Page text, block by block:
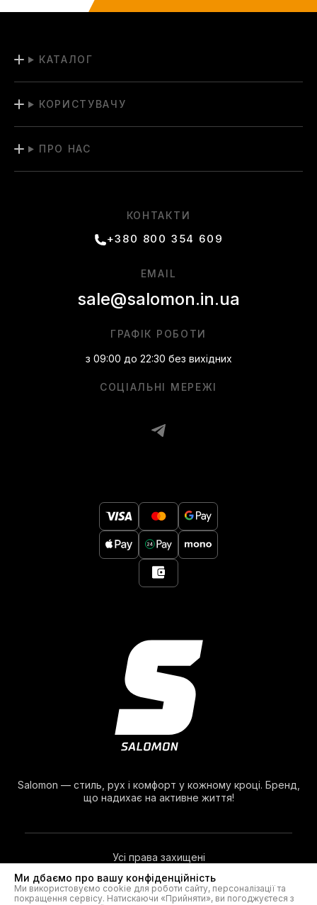
Salomon — стиль, рух і комфорт у кожному кроці. Бренд,
що надихає на активне життя!
КАТАЛОГ
КОРИСТУВАЧУ
ПРО НАС
КОНТАКТИ
+380 800 354 609
СОЦІАЛЬНІ МЕРЕЖІ
ГРАФІК РОБОТИ
з 09:00 до 22:30 без вихідних
EMAIL
sale@salomon.in.ua
Усі права захищені
© 2026. Salomon®
Ми дбаємо про вашу конфіденційність
Ми використовуємо cookie для роботи сайту, персоналізації та
покращення сервісу. Натискаючи «Прийняти», ви погоджуєтеся з